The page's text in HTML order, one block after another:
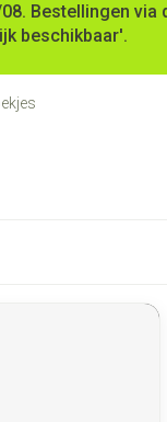
Bestellingen
beschikbaar'.